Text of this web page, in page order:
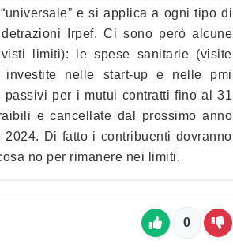
e si applica a ogni tipo di
Irpef. Ci sono però alcune
limiti): le spese sanitarie (visite
nelle start-up e nelle pmi
per i mutui contratti fino al 31
e cancellate dal prossimo anno
Di fatto i contribuenti dovranno
no per rimanere nei limiti.
0